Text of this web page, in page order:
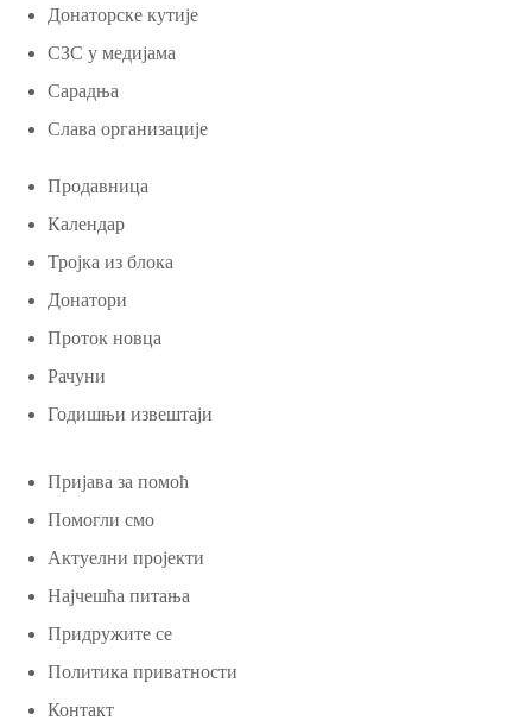
Донаторске кутије
СЗС у медијама
Сарадња
Слава организације
Продавница
Календар
Тројка из блока
Донатори
Проток новца
Рачуни
Годишњи извештаји
Пријава за помоћ
Помогли смо
Актуелни пројекти
Најчешћа питања
Придружите се
Политика приватности
Контакт